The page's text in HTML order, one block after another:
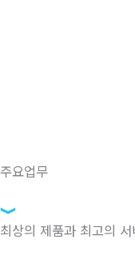
주요업무
최상의 제품과 최고의